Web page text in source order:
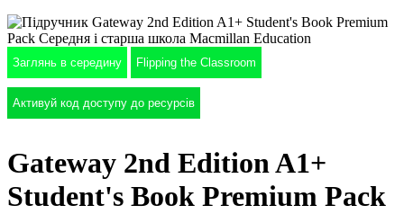
Заглянь в середину Flipping the Classroom
Активуй код доступу до ресурсів
Gateway 2nd Edition A1+
Student's Book Premium Pack